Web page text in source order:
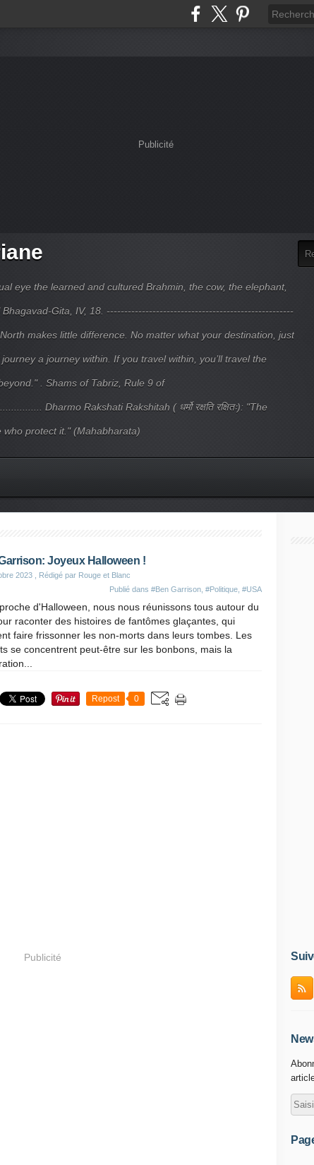
Publicité
eye the learned and cultured Brahmin, the cow, the elephant,
Bhagavad-Gita, IV, 18. -----------------------------------------------------
makes little difference. No matter what your destination, just
a journey within. If you travel within, you’ll travel the
. Shams of Tabriz, Rule 9 of
Dharmo Rakshati Rakshitah ( धर्मो रक्षति रक्षितः): "The
protect it." (Mahabharata)
Joyeux Halloween !
2023 , Rédigé par Rouge et Blanc
Publié dans #Ben Garrison #Politique #USA
d'Halloween, nous nous réunissons tous autour du
raconter des histoires de fantômes glaçantes, qui
faire frissonner les non-morts dans leurs tombes. Les
se concentrent peut-être sur les bonbons, mais la
Repost 0
Publicité